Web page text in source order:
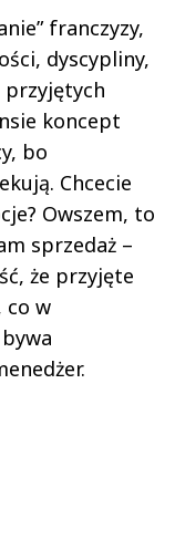
franczyzy,
dyscypliny,
przyjętych
koncept
bo
Chcecie
Owszem, to
sprzedaż –
że przyjęte
co w